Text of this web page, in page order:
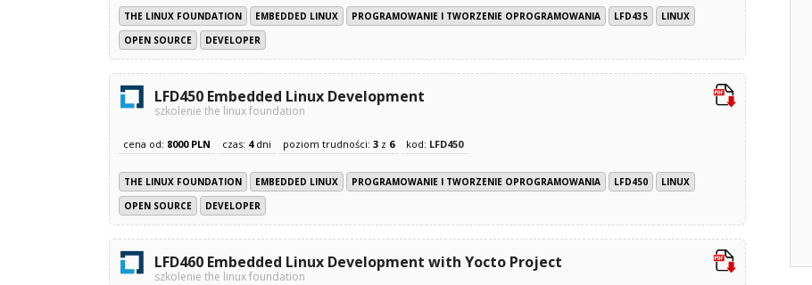
THE LINUX FOUNDATION EMBEDDED LINUX PROGRAMOWANIE I TWORZENIE OPROGRAMOWANIA LFD435
LINUX
OPEN SOURCE
DEVELOPER
LFD450 Embedded Linux Development
szkolenie the linux foundation
cena od: 8000 PLN czas: 4dni poziom trudności: 3 z 6 kod: LFD450
THE LINUX FOUNDATION EMBEDDED LINUX PROGRAMOWANIE I TWORZENIE OPROGRAMOWANIA LFD450
LINUX
OPEN SOURCE
DEVELOPER
LFD460 Embedded Linux Development with Yocto Project
szkolenie the linux foundation